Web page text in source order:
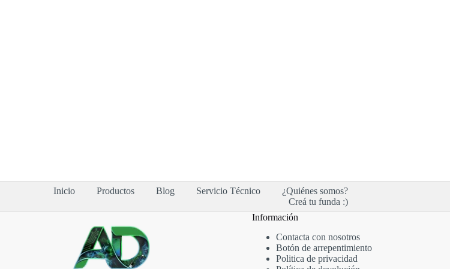
Inicio Productos Blog Servicio Técnico
¿Quiénes somos?
Creá tu funda :)
Información
Contacta con nosotros
Botón de arrepentimiento
Politica de privacidad